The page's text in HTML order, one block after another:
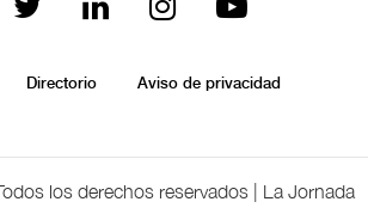
Directorio Aviso de privacidad
los derechos reservados | La Jornada